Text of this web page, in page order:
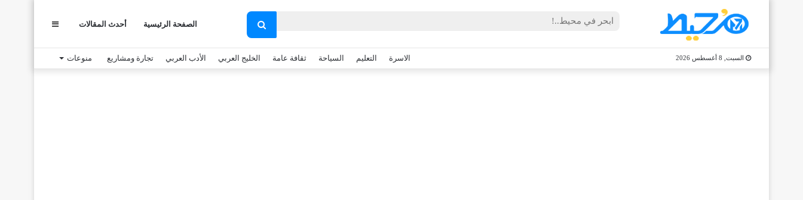
بحث
عن
الصفحة الرئيسية أحدث المقالات
السبت, 8 أغسطس 2026 الاسرة التعليم السياحة ثقافة عامة الخليج العربي الأدب العربي تجارة ومشاريع منوعات